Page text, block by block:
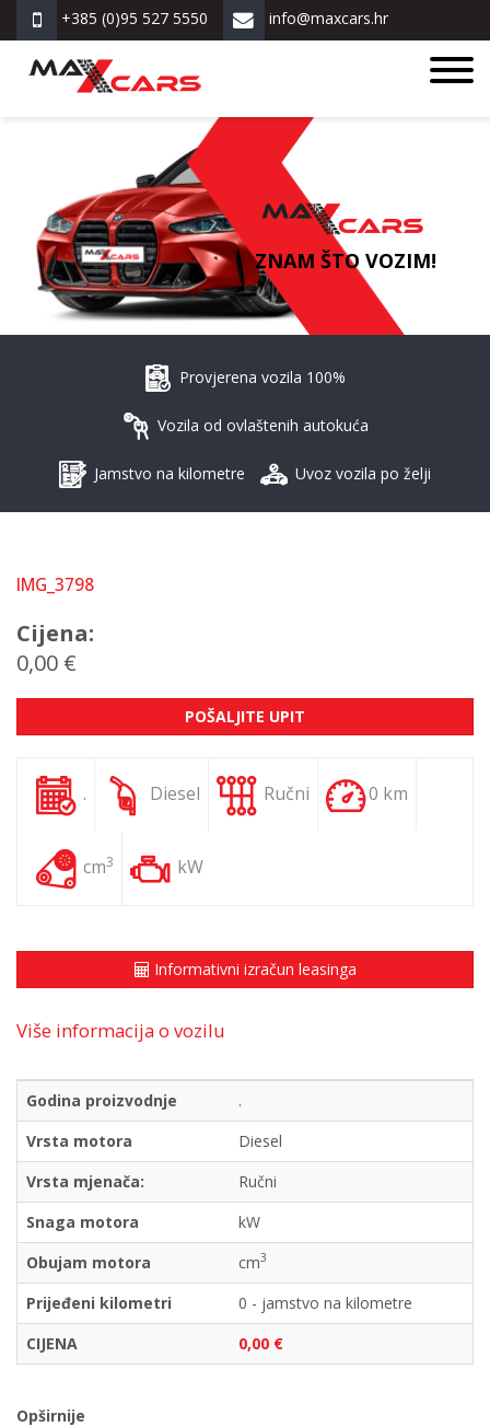
+385 (0)95 527 5550 info@maxcars.hr
ZNAM ŠTO VOZIM!
Provjerena vozila 100%
Vozila od ovlaštenih autokuća
Jamstvo na kilometre Uvoz vozila po želji
IMG_3798
Cijena:
0,00 €
POŠALJITE UPIT
. Diesel Ručni 0 km
cm3 kW
Informativni izračun leasinga
Više informacija o vozilu
Godina proizvodnje
.
Vrsta motora
Diesel
Vrsta mjenača:
Ručni
Snaga motora
kW
Obujam motora
cm3
Prijeđeni kilometri
0 - jamstvo na kilometre
CIJENA
0,00 €
Opširnije